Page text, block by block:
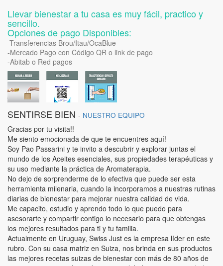
Llevar bienestar a tu casa es muy fácil, practico y
sencillo.
Opciones de pago Disponibles:
-Transferencias Brou/Itau/OcaBlue
-Mercado Pago con Código QR o link de pago
-Abitab o Red pagos
SENTIRSE BIEN - NUESTRO EQUIPO
Gracias por tu visita!!
Me siento emocionada de que te encuentres aquí!
Soy Pao Passarini y te invito a descubrir y explorar juntas el
mundo de los Aceites esenciales, sus propiedades terapéuticas y
su uso mediante la práctica de Aromaterapia.
No dejo de sorprenderme de lo efectiva que puede ser esta
herramienta milenaria, cuando la incorporamos a nuestras rutinas
diarias de bienestar para mejorar nuestra calidad de vida.
Me capacito, estudio y aprendo todo lo que puedo para
asesorarte y compartir contigo lo necesario para que obtengas
los mejores resultados para ti y tu familia.
Actualmente en Uruguay, Swiss Just es la empresa líder en este
rubro. Con su casa matriz en Suiza, nos brinda en sus productos
las mejores recetas suizas de bienestar con más de 80 años de